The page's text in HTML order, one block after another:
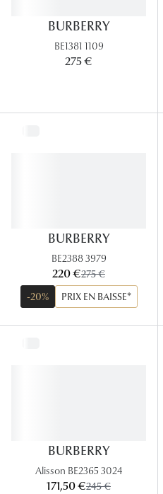
BURBERRY
BE1381 1109
275 €
BURBERRY
BE2388 3979
maintenant:
220 €ancien prix:
275 €
-20%
PRIX EN BAISSE*
BURBERRY
Alisson BE2365 3024
maintenant:
171,50 €ancien prix:
245 €